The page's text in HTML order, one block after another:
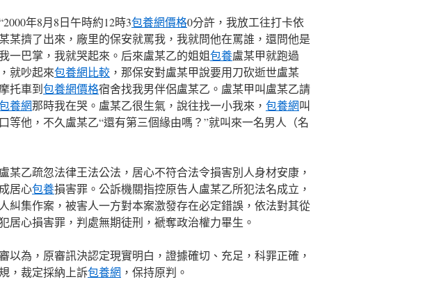
年8月8日午時約12時3包養網價格0分許，我放工往打卡依
某擠了出來，廠里的保安就罵我，我就問他在罵誰，還問他是
一巴掌，我就哭起來。后來盧某乙的姐姐包養盧某甲就跑過
就吵起來包養網比較 ，那保安對盧某甲說要用刀砍逝世盧某
托車到包養網價格宿舍找我男伴侶盧某乙。盧某甲叫盧某乙請
養網那時我在哭。盧某乙很生氣，說往找一小我來， 包養網叫
等他，不久盧某乙“還有第三個緣由嗎？”就叫來一名男人（名
某乙疏忽法律王法公法，居心不符合法令損害別人身材安康，
居心包養損害罪。公訴機關指控原告人盧某乙所犯法名成立，
糾集作案，被害人一方對本案激發存在必定錯誤，依法對其從
居心損害罪，判處無期徒刑，褫奪政治權力畢生。
以為，原審訊決認定現實明白，證據確切、充足，科罪正確，
，裁定採納上訴包養網 ，保持原判。